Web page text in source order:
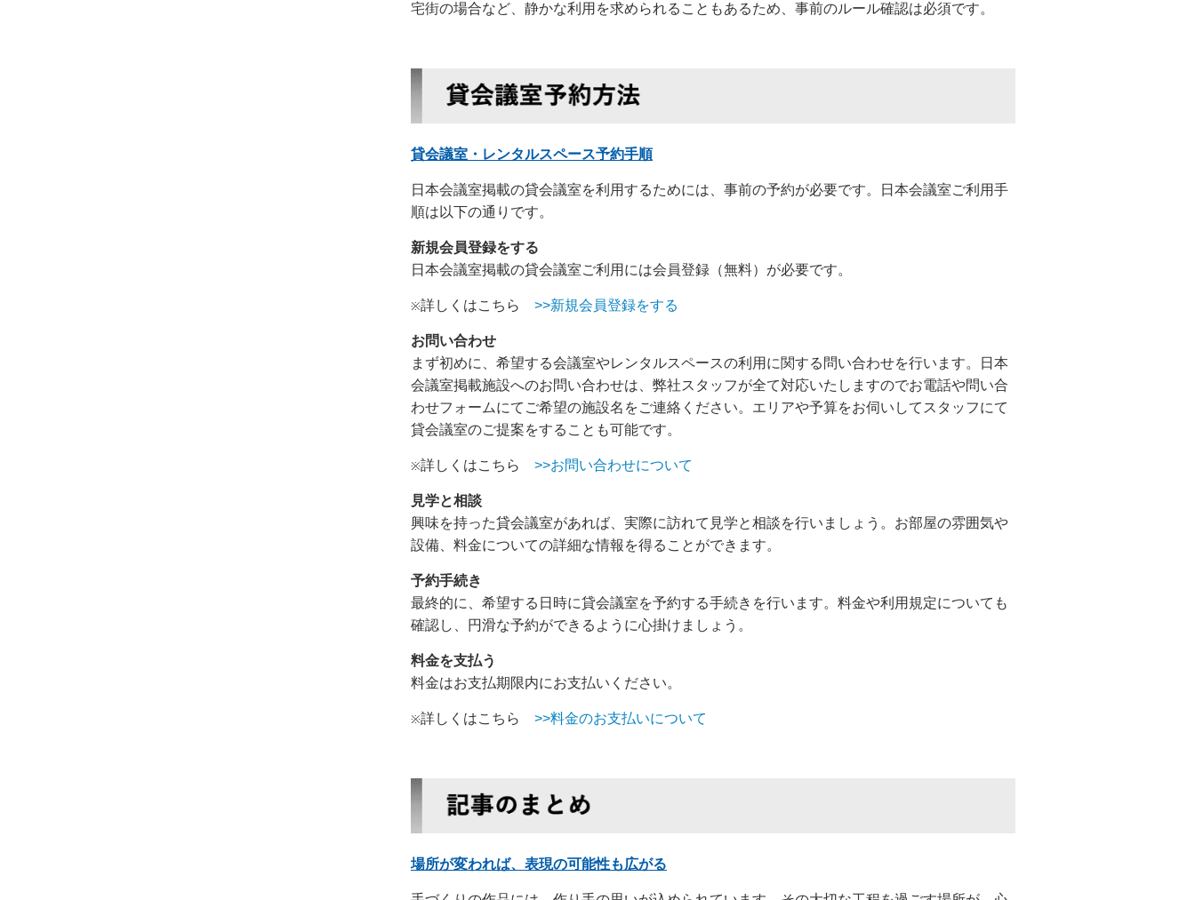
宅街の場合など、静かな利用を求められることもあるため、事前のルール確認は必須です。
貸会議室・レンタルスペース予約手順
日本会議室掲載の貸会議室を利用するためには、事前の予約が必要です。日本会議室ご利用手
順は以下の通りです。
新規会員登録をする
日本会議室掲載の貸会議室ご利用には会員登録（無料）が必要です。
※詳しくはこちら >>新規会員登録をする
お問い合わせ
まず初めに、希望する会議室やレンタルスペースの利用に関する問い合わせを行います。日本
会議室掲載施設へのお問い合わせは、弊社スタッフが全て対応いたしますのでお電話や問い合
わせフォームにてご希望の施設名をご連絡ください。エリアや予算をお伺いしてスタッフにて
貸会議室のご提案をすることも可能です。
※詳しくはこちら >>お問い合わせについて
見学と相談
興味を持った貸会議室があれば、実際に訪れて見学と相談を行いましょう。お部屋の雰囲気や
設備、料金についての詳細な情報を得ることができます。
予約手続き
最終的に、希望する日時に貸会議室を予約する手続きを行います。料金や利用規定についても
確認し、円滑な予約ができるように心掛けましょう。
料金を支払う
料金はお支払期限内にお支払いください。
※詳しくはこちら >>料金のお支払いについて
場所が変われば、表現の可能性も広がる